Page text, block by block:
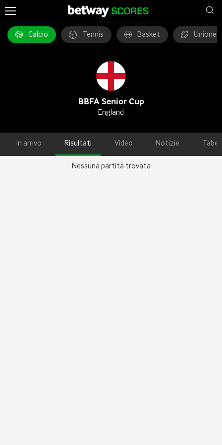
Calcio Tennis Basket Unione
BBFA Senior Cup
England
In arrivo Risultati Video Notizie
Nessuna partita trovata